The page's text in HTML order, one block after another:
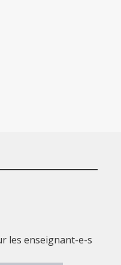
les enseignant-e-s